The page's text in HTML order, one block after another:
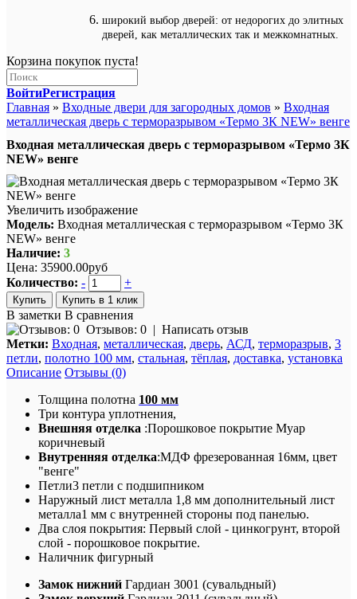
широкий выбор дверей: от недорогих до элитных
дверей, как металлических так и межкомнатных.
Корзина покупок пуста!
ВойтиРегистрация
Главная » Входные двери для загородных домов » Входная
металлическая дверь с терморазрывом «Термо 3К NEW» венге
Входная металлическая дверь с терморазрывом «Термо 3К
NEW» венге
Увеличить изображение
Модель: Входная металлическая с терморазрывом «Термо 3К
NEW» венге
Наличие: 3
Цена: 35900.00руб
Количество: - +
Купить в 1 клик
В заметки В сравнения
Отзывов: 0 | Написать отзыв
Метки: Входная, металлическая, дверь, АСД, терморазрыв, 3
петли, полотно 100 мм, стальная, тёплая, доставка, установка
Описание Отзывы (0)
Толщина полотна 100 мм
Три контура уплотнения,
Внешняя отделка :Порошковое покрытие Муар
коричневый
Внутренняя отделка:МДФ фрезерованная 16мм, цвет
"венге"
Петли3 петли с подшипником
Наружный лист металла 1,8 мм дополнительный лист
металла1 мм с внутренней стороны под панелью.
Два слоя покрытия: Первый слой - цинкогрунт, второй
слой - порошковое покрытие.
Наличник фигурный
Замок нижний Гардиан 3001 (сувальдный)